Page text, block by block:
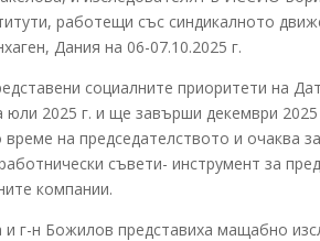
работещи със синдикалното
Дания на 06-07.10.2025 г.
социалните приоритети на
2025 г. и ще завърши декември
на председателството и очаква
съвети- инструмент за
компании.
г-н Божилов представиха мащабно